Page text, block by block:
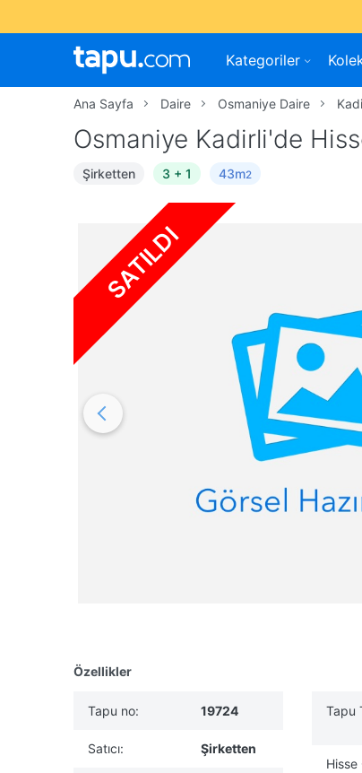
Kategoriler
Ana Sayfa Daire Osmaniye Daire
Osmaniye Kadirli'de
Şirketten 3 + 1 43m2
SATILDI
Özellikler
Tapu no: 19724
Satıcı: Şirketten
Tapu
Hisse